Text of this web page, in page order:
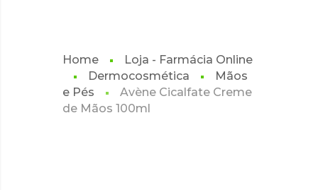
Home
Loja - Farmácia Online
Dermocosmética
Mãos
e Pés
Avène Cicalfate Creme
de Mãos 100ml